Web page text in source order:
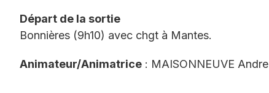
Départ de la sortie
Bonnières (9h10) avec chgt à Mantes.
Animateur/Animatrice : MAISONNEUVE Andre